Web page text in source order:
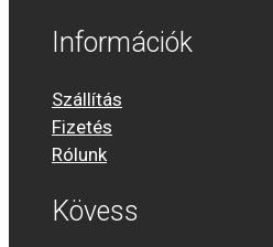
Információk
Szállítás
Fizetés
Rólunk
Kövess